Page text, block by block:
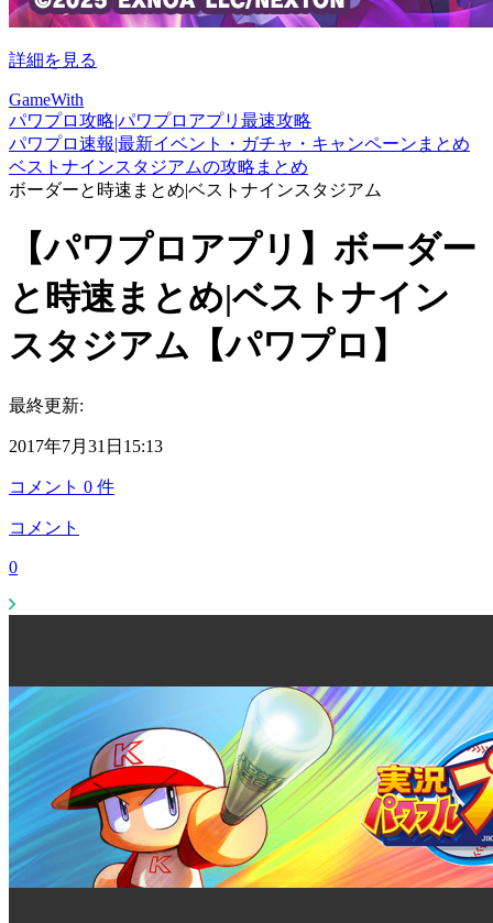
詳細を見る
GameWith
パワプロ攻略|パワプロアプリ最速攻略
パワプロ速報|最新イベント・ガチャ・キャンペーンまとめ
ベストナインスタジアムの攻略まとめ
ボーダーと時速まとめ|ベストナインスタジアム
【パワプロアプリ】ボーダー
と時速まとめ|ベストナイン
スタジアム【パワプロ】
最終更新:
2017年7月31日15:13
コメント 0 件
コメント
0